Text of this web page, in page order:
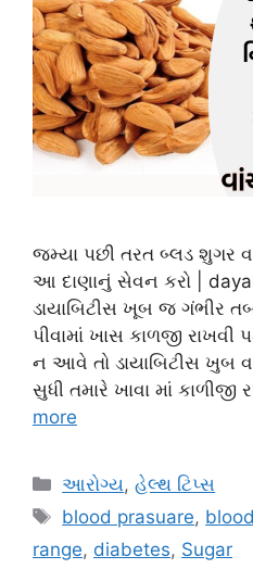
જમ્યા પછી તરત બ્લડ શુગર
આ દાણાનું સેવન કરો |
ડાયાબિટીસ ખૂબ જ ગંભીર
પીવામાં ખાસ કાળજી રાખવી
ન આવે તો ડાયાબિટીસ ખુબ
સુધી તમારે ખાવા માં
more
Categories
આરોગ્ય,હેલ્થ ટિપ્સ
Tags
blood prasuare,
range, diabetes, Sugar